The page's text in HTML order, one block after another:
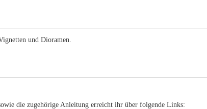
und Dioramen.
die zugehörige Anleitung erreicht ihr über folgende Links: